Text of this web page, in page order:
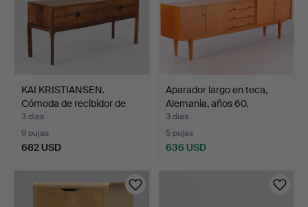
KAI KRISTIANSEN.
Cómoda de recibidor de
pa…
3 días
9 pujas
682 USD
Aparador largo en teca,
Alemania, años 60.
3 días
5 pujas
636 USD